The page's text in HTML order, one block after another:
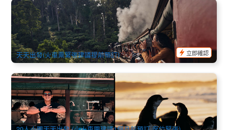
普芬比利蒸汽小火車 雨林半日遊 (墨爾本出發) (Puffing Billy
Railway Rainforest Half Day) (英文)
1.1k 已預訂
AUD $153.00 $179.00
天天出發(火車票緊張建議提前預訂)
立即確認
20人小團(含午餐) | 蒸汽小火車+企鵝島雙拼精品中文1日遊
(墨爾本市區出發)
2.1k 已預訂
AUD $205.00 $ 227.00
MEL05020